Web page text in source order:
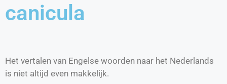
canicula
Het vertalen van Engelse woorden naar het Nederlands
is niet altijd even makkelijk.